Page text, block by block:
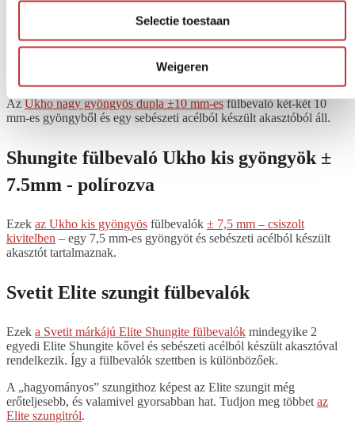
Selectie toestaan
Weigeren
Shungite fülbevaló Ukho nagy gyöngyök
AzUkho nagy gyöngyös dupla ±10 mm-esfülbevaló két-két 10
mm-es gyöngyből és egy sebészeti acélból készült akasztóból áll.
Shungite fülbevaló Ukho kis gyöngyök ±
7.5mm - polírozva
Ezek az Ukho kis gyöngyös fülbevalók ± 7,5 mm – csiszolt
kivitelben – egy 7,5 mm-es gyöngyöt és sebészeti acélból készült
akasztót tartalmaznak.
Svetit Elite szungit fülbevalók
Ezek a Svetit márkájú Elite Shungite fülbevalók mindegyike 2
egyedi Elite Shungite kővel és sebészeti acélból készült akasztóval
rendelkezik. Így a fülbevalók szettben is különbözőek.
A „hagyományos” szungithoz képest az Elite szungit még
erőteljesebb, és valamivel gyorsabban hat. Tudjon meg többet az
Elite szungitról.